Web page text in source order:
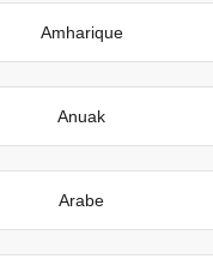
Amharique
Anuak
Arabe